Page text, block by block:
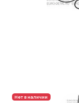
Нет в наличии